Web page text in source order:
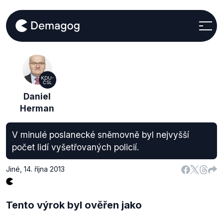
KDU-
ČSL
Daniel
Herman
V minulé poslanecké sněmovně byl nejvyšší
počet lidí vyšetřovaných policií.
Jiné 14. října 2013
Tento výrok byl ověřen jako